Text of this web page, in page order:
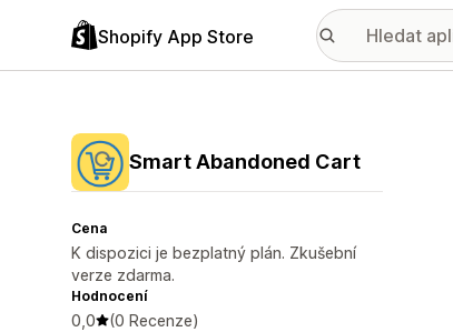
Shopify App Store
Smart Abandoned Cart
Cena
K dispozici je bezplatný plán. Zkušební
verze zdarma.
Hodnocení
0,0 (0 Recenze)